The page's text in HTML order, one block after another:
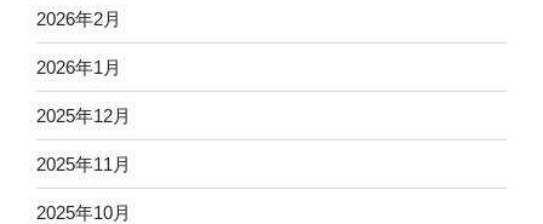
2026年2月
2026年1月
2025年12月
2025年11月
2025年10月